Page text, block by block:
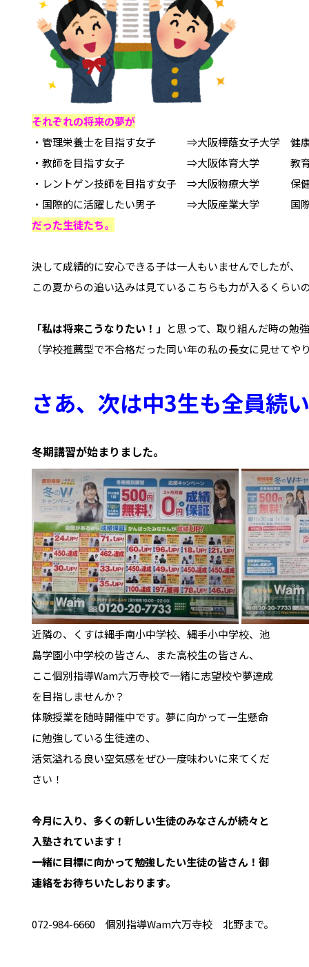
それぞれの将来の夢が
・管理栄養士を目指す女子　　　⇒大阪樟蔭女子大学　
・教師を目指す女子　　　　　　⇒大阪体育大学　　　教
・レントゲン技師を目指す女子　⇒大阪物療大学　　　
だった生徒たち。
決して成績的に安心できる子は一人もいませんでしたが、
この夏からの追い込みは見ているこちらも力が入るくらい
「私は将来こうなりたい！」 と思って、取り組んだ時の勉
（学校推薦型で不合格だった同い年の私の長女に見せてや
近隣の、くすは縄手南小中学校、縄手小中学校、池
島学園小中学校の皆さん、また高校生の皆さん、
ここ個別指導Wam六万寺校で一緒に志望校や夢達成
を目指しませんか？
体験授業を随時開催中です。夢に向かって一生懸命
に勉強している生徒達の、
活気溢れる良い空気感をぜひ一度味わいに来てくだ
さい！
今月に入り、多くの新しい生徒のみなさんが続々と
入塾されています！
一緒に目標に向かって勉強したい生徒の皆さん！御
連絡をお待ちいたしおります。
072-984-6660 個別指導Wam六万寺校 北野まで。